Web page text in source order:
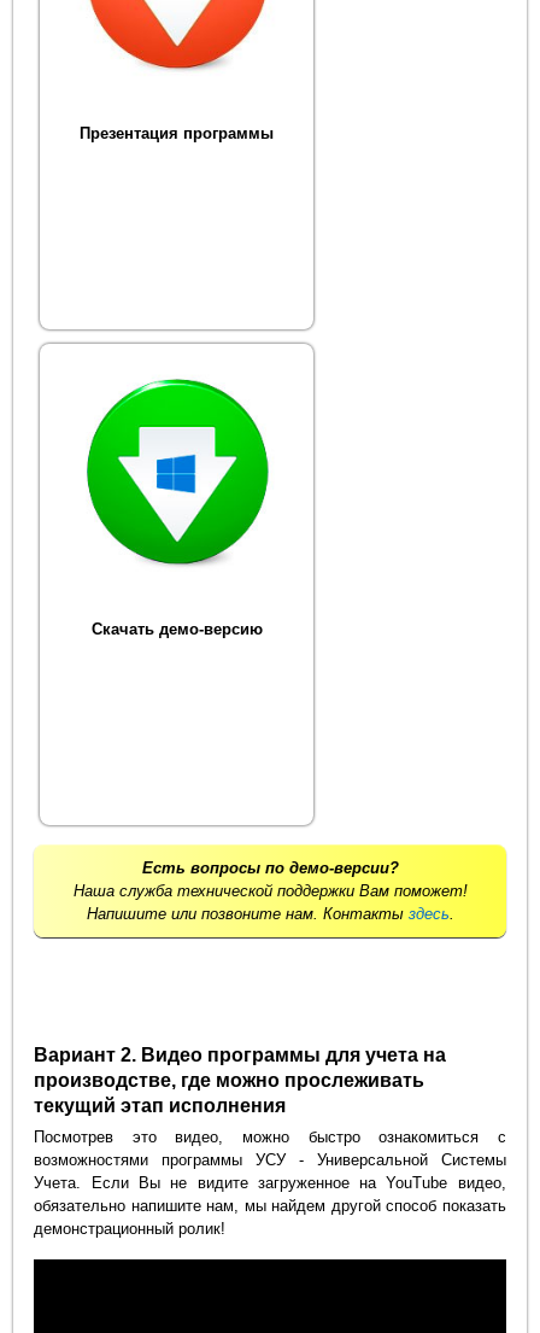
Презентация программы
Скачать демо-версию
Есть вопросы по демо-версии?
Наша служба технической поддержки Вам поможет!
Напишите или позвоните нам. Контакты здесь.
Вариант 2. Видео программы для учета на
производстве, где можно прослеживать
текущий этап исполнения
Посмотрев это видео, можно быстро ознакомиться с
возможностями программы УСУ - Универсальной Системы
Учета. Если Вы не видите загруженное на YouTube видео,
обязательно напишите нам, мы найдем другой способ показать
демонстрационный ролик!